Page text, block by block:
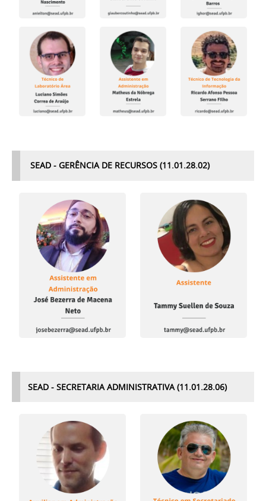
SEAD - GERÊNCIA DE RECURSOS (11.01.28.02)
SEAD - SECRETARIA ADMINISTRATIVA (11.01.28.06)